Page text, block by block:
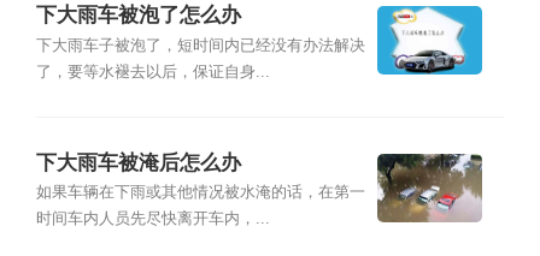
下大雨车被泡了怎么办
下大雨车子被泡了，短时间内已经没有办法解决
了，要等水褪去以后，保证自身...
下大雨车被淹后怎么办
如果车辆在下雨或其他情况被水淹的话，在第一
时间车内人员先尽快离开车内，...